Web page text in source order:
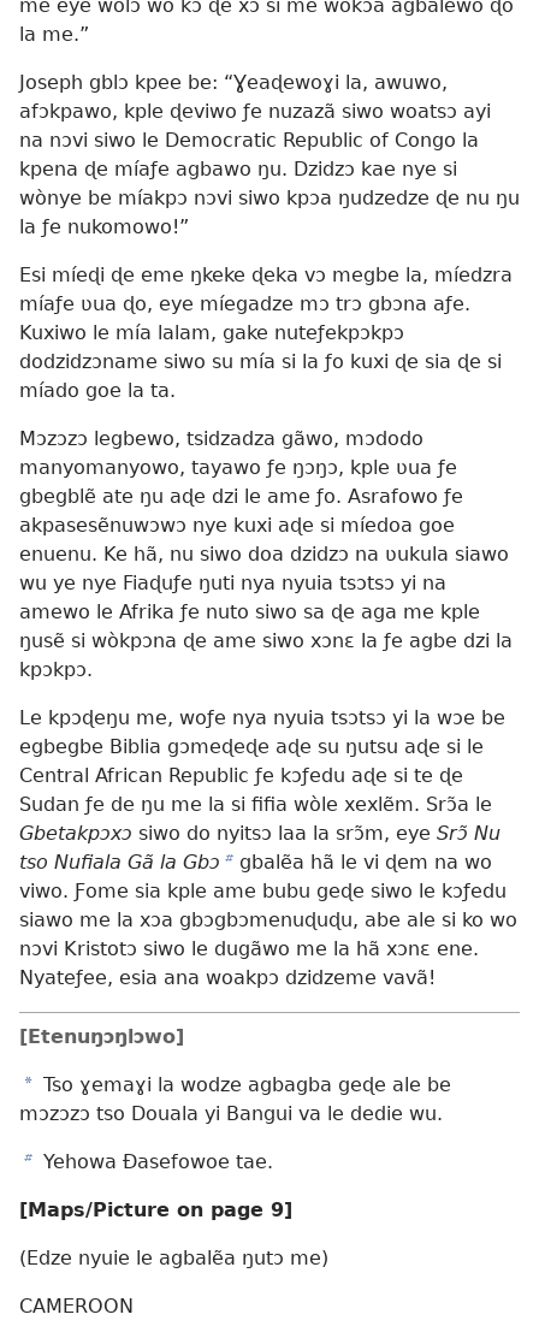
me eye wolɔ wo kɔ ɖe xɔ si me wokɔa agbalẽwo ɖo
la me.”
Joseph gblɔ kpee be: “Ɣeaɖewoɣi la, awuwo,
afɔkpawo, kple ɖeviwo ƒe nuzazã siwo woatsɔ ayi
na nɔvi siwo le Democratic Republic of Congo la
kpena ɖe míaƒe agbawo ŋu. Dzidzɔ kae nye si
wònye be míakpɔ nɔvi siwo kpɔa ŋudzedze ɖe nu ŋu
la ƒe nukomowo!”
Esi míeɖi ɖe eme ŋkeke ɖeka vɔ megbe la, míedzra
míaƒe ʋua ɖo, eye míegadze mɔ trɔ gbɔna aƒe.
Kuxiwo le mía lalam, gake nuteƒekpɔkpɔ
dodzidzɔname siwo su mía si la ƒo kuxi ɖe sia ɖe si
míado goe la ta.
Mɔzɔzɔ legbewo, tsidzadza gãwo, mɔdodo
manyomanyowo, tayawo ƒe ŋɔŋɔ, kple ʋua ƒe
gbegblẽ ate ŋu aɖe dzi le ame ƒo. Asrafowo ƒe
akpasesẽnuwɔwɔ nye kuxi aɖe si míedoa goe
enuenu. Ke hã, nu siwo doa dzidzɔ na ʋukula siawo
wu ye nye Fiaɖuƒe ŋuti nya nyuia tsɔtsɔ yi na
amewo le Afrika ƒe nuto siwo sa ɖe aga me kple
ŋusẽ si wòkpɔna ɖe ame siwo xɔnɛ la ƒe agbe dzi la
kpɔkpɔ.
Le kpɔɖeŋu me, woƒe nya nyuia tsɔtsɔ yi la wɔe be
egbegbe Biblia gɔmeɖeɖe aɖe su ŋutsu aɖe si le
Central African Republic ƒe kɔƒedu aɖe si te ɖe
Sudan ƒe de ŋu me la si fifia wòle xexlẽm. Srɔ̃a le
Gbetakpɔxɔ siwo do nyitsɔ laa la srɔ̃m, eye Srɔ̃ Nu
tso Nufiala Gã la Gbɔ b gbalẽa hã le vi ɖem na wo
viwo. Ƒome sia kple ame bubu geɖe siwo le kɔƒedu
siawo me la xɔa gbɔgbɔmenuɖuɖu, abe ale si ko wo
nɔvi Kristotɔ siwo le dugãwo me la hã xɔnɛ ene.
Nyateƒee, esia ana woakpɔ dzidzeme vavã!
[Etenuŋɔŋlɔwo]
a Tso ɣemaɣi la wodze agbagba geɖe ale be
mɔzɔzɔ tso Douala yi Bangui va le dedie wu.
b Yehowa Ðasefowoe tae.
[Maps/​Picture on page 9]
(Edze nyuie le agbalẽa ŋutɔ me)
CAMEROON